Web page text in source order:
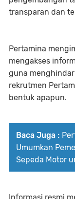
transparan dan
Pertamina
mengakses
guna
rekrutmen
bentuk apapun.
Baca Juga :
Umumkan
Sepeda Motor
Informasi resmi